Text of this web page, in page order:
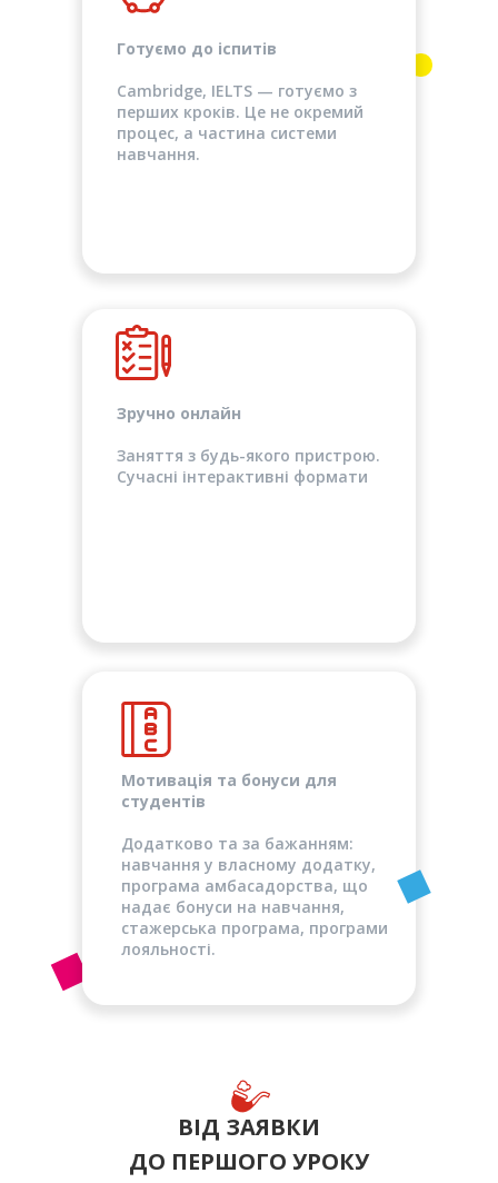
Готуємо до іспитів
Cambridge, IELTS — готуємо з
перших кроків. Це не окремий
процес, а частина системи
навчання.
Зручно онлайн
Заняття з будь-якого пристрою.
Сучасні інтерактивні формати
Мотивація та бонуси для
студентів
Додатково та за бажанням:
навчання у власному додатку,
програма амбасадорства, що
надає бонуси на навчання,
стажерська програма, програми
лояльності.
ВІД ЗАЯВКИ
ДО ПЕРШОГО УРОКУ